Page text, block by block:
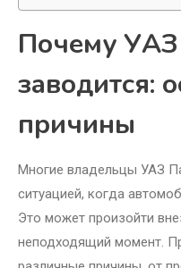
Почему УАЗ
заводится:
причины
Многие владельцы УАЗ
ситуацией, когда
Это может произойти
неподходящий момент.